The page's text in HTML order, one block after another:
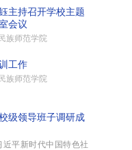
主持召开学校主题
会议
族师范学院
工作
族师范学院
级领导班子调研成
平新时代中国特色社